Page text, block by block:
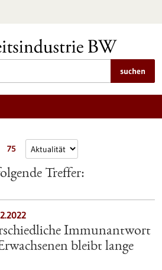
suchen
75
Treffer:
Immunantwort
bleibt lange